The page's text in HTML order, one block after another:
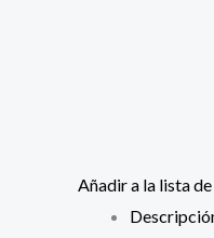
Añadir a la lista